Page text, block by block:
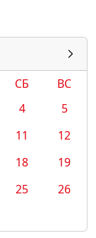
СБ
ВС
4
5
11
12
18
19
25
26